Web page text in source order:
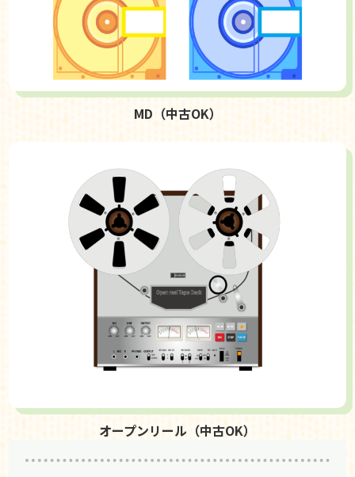
MD（中古OK）
オープンリール（中古OK）